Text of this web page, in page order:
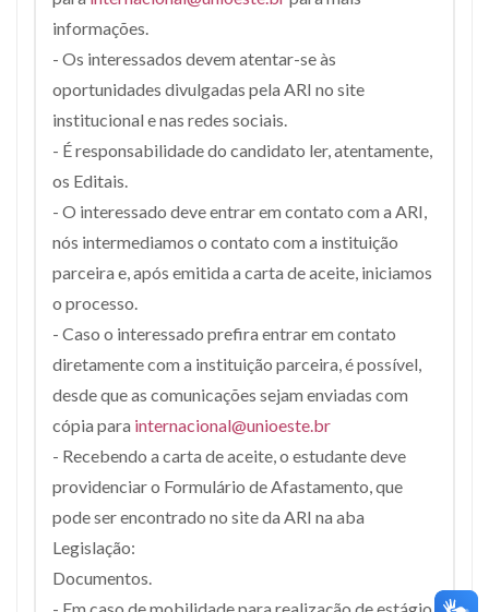
informações.
- Os interessados devem atentar-se às
oportunidades divulgadas pela ARI no site
institucional e nas redes sociais.
- É responsabilidade do candidato ler, atentamente,
os Editais.
- O interessado deve entrar em contato com a ARI,
nós intermediamos o contato com a instituição
parceira e, após emitida a carta de aceite, iniciamos
o processo.
- Caso o interessado prefira entrar em contato
diretamente com a instituição parceira, é possível,
desde que as comunicações sejam enviadas com
cópia para internacional@unioeste.br
- Recebendo a carta de aceite, o estudante deve
providenciar o Formulário de Afastamento, que
pode ser encontrado no site da ARI na aba
Legislação:
Documentos.